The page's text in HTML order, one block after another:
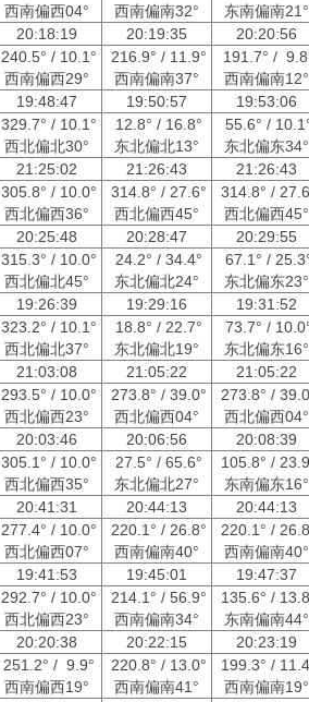
西南偏西04°
西南偏南32°
东南偏南21°
20:18:19 20:19:35 20:20:56
240.5° / 10.1°
西南偏西29°
216.9° / 11.9°
西南偏南37°
191.7° /
西南偏南12°
19:48:47 19:50:57 19:53:06
329.7° / 10.1°
西北偏北30°
12.8° / 16.8°
东北偏北13°
55.6° /
东北偏东34°
21:25:02 21:26:43 21:26:43
305.8° / 10.0°
西北偏西36°
314.8° / 27.6°
西北偏西45°
314.8° /
西北偏西45°
20:25:48 20:28:47 20:29:55
315.3° / 10.0°
西北偏北45°
24.2° / 34.4°
东北偏北24°
67.1° /
东北偏东23°
19:26:39 19:29:16 19:31:52
323.2° / 10.1°
西北偏北37°
18.8° / 22.7°
东北偏北19°
73.7° /
东北偏东16°
21:03:08 21:05:22 21:05:22
293.5° / 10.0°
西北偏西23°
273.8° / 39.0°
西北偏西04°
273.8° /
西北偏西04°
20:03:46 20:06:56 20:08:39
305.1° / 10.0°
西北偏西35°
27.5° / 65.6°
东北偏北27°
105.8° /
东南偏东16°
20:41:31 20:44:13 20:44:13
277.4° / 10.0°
西北偏西07°
220.1° / 26.8°
西南偏南40°
220.1° /
西南偏南40°
19:41:53 19:45:01 19:47:37
292.7° / 10.0°
西北偏西23°
214.1° / 56.9°
西南偏南34°
135.6° /
东南偏南44°
20:20:38 20:22:15 20:23:19
251.2° / 9.9°
西南偏西19°
220.8° / 13.0°
西南偏南41°
199.3° /
西南偏南19°